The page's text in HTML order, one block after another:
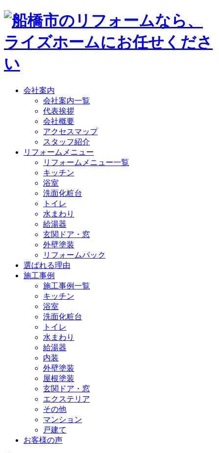
会社案内
会社案内一覧
代表挨拶
会社概要
アクセスマップ
スタッフ紹介
リフォームメニュー
リフォームメニュー一覧
キッチン
浴室
洗面化粧台
トイレ
水まわり
給湯器
玄関ドア・窓
外壁塗装
リフォームパック
選ばれる理由
施工事例
施工事例一覧
キッチン
浴室
洗面化粧台
トイレ
水まわり
給湯器
内装
外壁塗装
屋根塗装
玄関ドア・窓
エクステリア
その他
マンション
戸建て
お客様の声